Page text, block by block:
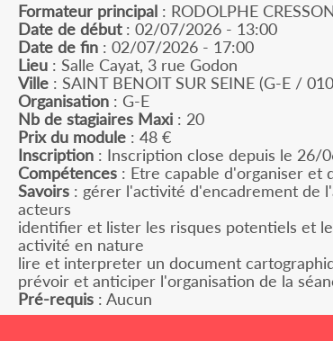
Formateur principal : RODOLPHE
Date de début: 02/07/2026 - 13:00
Date de fin : 02/07/2026 - 17:00
Lieu : Salle Cayat, 3 rue Godon
Ville : SAINT BENOIT SUR SEINE (G-E /
Organisation : G-E
Nb de stagiaires Maxi : 20
Prix du module : 48 €
Inscription : Inscription close depuis le 26/
Compétences : Etre capable d'organiser et
Savoirs : gérer l'activité d'encadrement de
acteurs
identifier et lister les risques potentiels et
activité en nature
lire et interpreter un document
prévoir et anticiper l'organisation de la
Pré-requis : Aucun